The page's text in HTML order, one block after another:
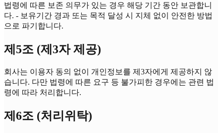
법령에 따른 보존 의무가 있는 경우 해당 기간 동안 보관합니
다. - 보유기간 경과 또는 목적 달성 시 지체 없이 안전한 방법
으로 파기합니다.
제5조 (제3자 제공)
회사는 이용자 동의 없이 개인정보를 제3자에게 제공하지 않
습니다. 다만 법령에 따른 요구 등 불가피한 경우에는 관련 법
령에 따라 처리합니다.
제6조 (처리위탁)